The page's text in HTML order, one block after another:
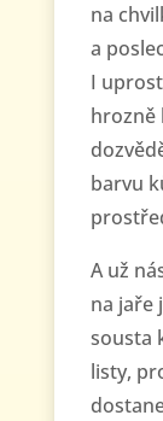
na
a
I
hrozně
barvu
A už
na jaře
sousta
listy,